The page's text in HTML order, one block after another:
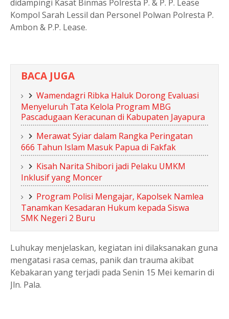
didampingi Kasat Binmas Polresta P. & P. P. Lease
Kompol Sarah Lessil dan Personel Polwan Polresta P.
Ambon & P.P. Lease.
BACA JUGA
Wamendagri Ribka Haluk Dorong Evaluasi
Menyeluruh Tata Kelola Program MBG
Pascadugaan Keracunan di Kabupaten Jayapura
Merawat Syiar dalam Rangka Peringatan
666 Tahun Islam Masuk Papua di Fakfak
Kisah Narita Shibori jadi Pelaku UMKM
Inklusif yang Moncer
Program Polisi Mengajar, Kapolsek Namlea
Tanamkan Kesadaran Hukum kepada Siswa
SMK Negeri 2 Buru
Luhukay menjelaskan, kegiatan ini dilaksanakan guna
mengatasi rasa cemas, panik dan trauma akibat
Kebakaran yang terjadi pada Senin 15 Mei kemarin di
Jln. Pala.